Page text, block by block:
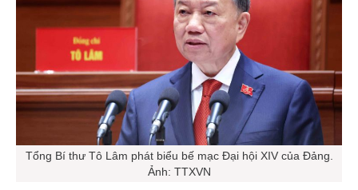
Tổng Bí thư Tô Lâm phát biểu bế mạc Đại hội XIV của Đảng.
Ảnh: TTXVN